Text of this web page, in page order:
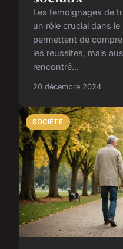
Les témoignages de
un rôle crucial dans
permettent de
les réussites, mais
rencontré...
20 décembre 2024
SOCIÉTÉ